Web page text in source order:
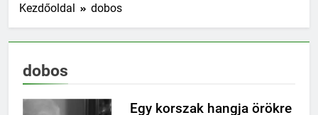
Kezdőoldal dobos
dobos
Egy korszak hangja örökre